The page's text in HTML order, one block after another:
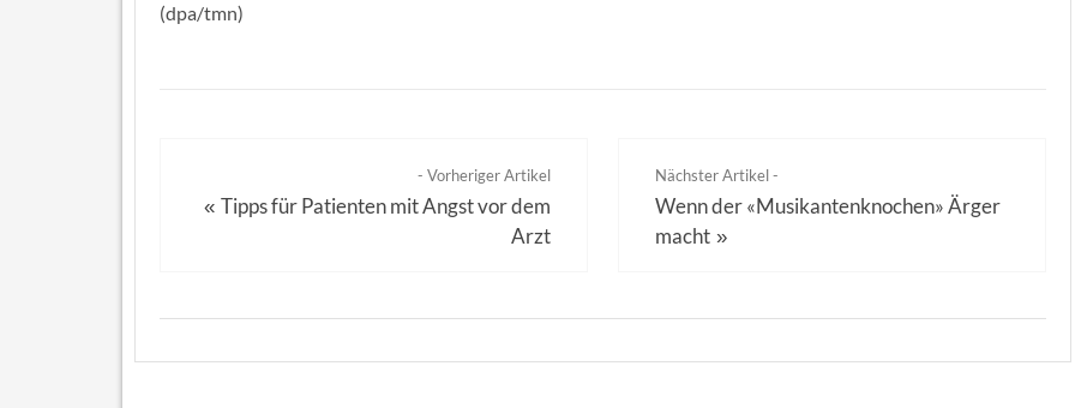
(dpa/tmn)
- Vorheriger Artikel
« Tipps für Patienten mit Angst vor dem
Arzt
Nächster Artikel -
Wenn der «Musikantenknochen» Ärger
macht »